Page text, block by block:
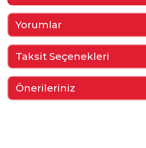
Yorumlar
Taksit Seçenekleri
Önerileriniz